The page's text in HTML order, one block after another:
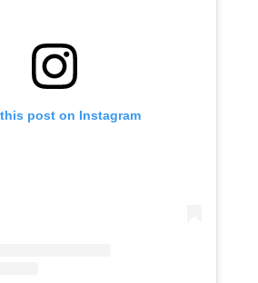
post on Instagram